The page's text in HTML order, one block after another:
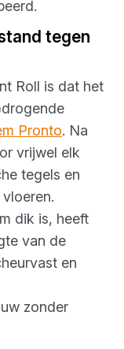
tegen
Roll is dat het
Pronto. Na
vrijwel elk
tegels en
dik is, heeft
van de
en
zonder